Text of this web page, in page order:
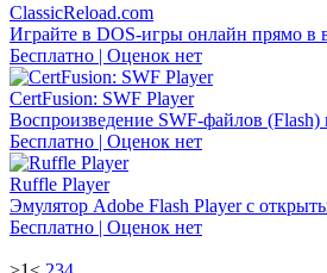
ClassicReload.com
Играйте в DOS-игры онлайн прямо в
Бесплатно | Оценок нет
CertFusion: SWF Player
Воспроизведение SWF-файлов (Flash)
Бесплатно | Оценок нет
Ruffle Player
Эмулятор Adobe Flash Player с
Бесплатно | Оценок нет